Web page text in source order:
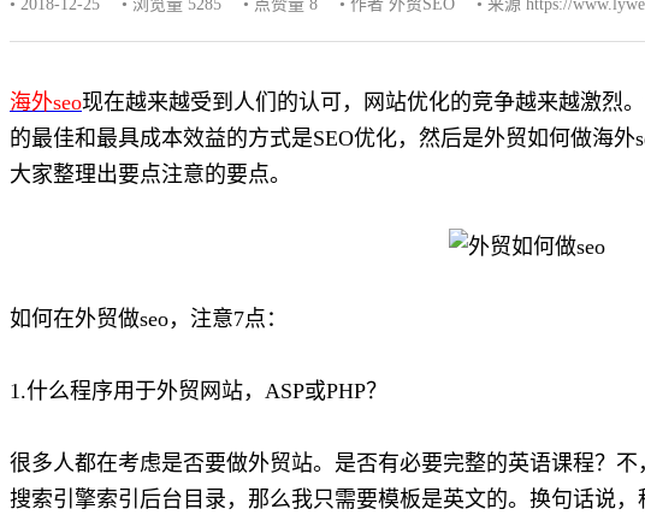
• 2018-12-25 • 浏览量 5285 • 点赞量 8 • 作者 外贸SEO • 来源 https://
海外seo现在越来越受到人们的认可，网站优化的竞争越来越激烈
的最佳和最具成本效益的方式是SEO优化，然后是外贸如何做海外
大家整理出要点注意的要点。
如何在外贸做seo，注意7点：
1.什么程序用于外贸网站，ASP或PHP？
很多人都在考虑是否要做外贸站。是否有必要完整的英语课程？
搜索引擎索引后台目录，那么我只需要模板是英文的。换句话说